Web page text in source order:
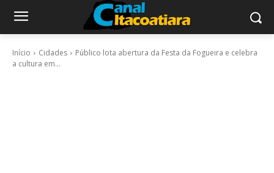
Início Cidades
Público lota abertura da Festa da Fogueira e celebra
a cultura em...